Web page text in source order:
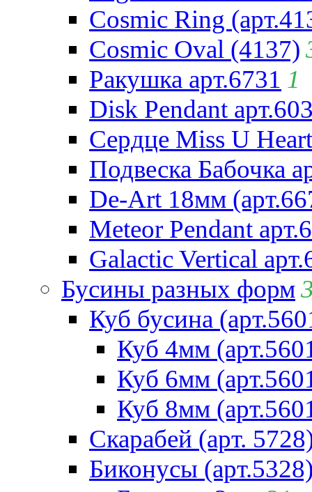
Cosmic Ring
Cosmic Oval (4137)
Ракушка арт.6731 1
Disk Pendant
Сердце Miss U
Подвеска Бабочка
De-Art 18мм
Meteor Pendant
Galactic Vertical
Бусины разных форм
Куб бусина
Куб 4мм
Куб 6мм
Куб 8мм
Скарабей (арт.
Биконусы